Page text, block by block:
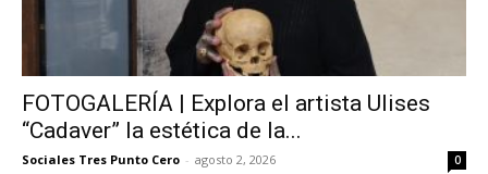
FOTOGALERÍA | Explora el artista Ulises
“Cadaver” la estética de la...
Sociales Tres Punto Cero - agosto 2, 2026 0